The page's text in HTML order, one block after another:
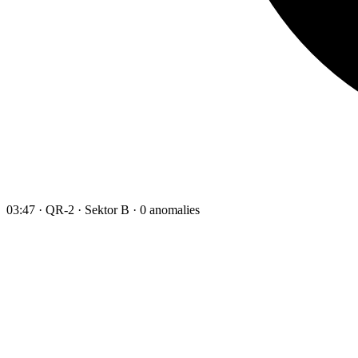
03:47 · QR-2 · Sektor B · 0 anomalies